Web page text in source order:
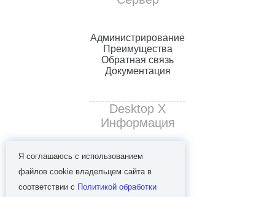
Администрирование
Преимущества
Обратная связь
Документация
Desktop X
Информация
База знаний
Контакты
llm-info
Я соглашаюсь с использованием
файлов cookie владельцем сайта в
соответствии с Политикой обработки